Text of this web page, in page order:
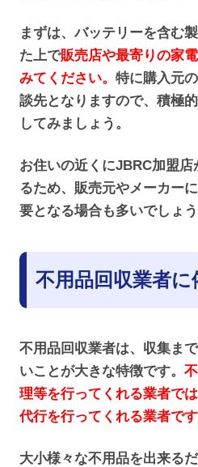
まずは、バッテリーを含む
た上で販売店や最寄りの家
みてください。 特に購入元
談先となりますので、積極
してみましょう。
お住いの近くにJBRC加盟
るため、販売元やメーカー
要となる場合も多いでしょう
不用品回収業者に
不用品回収業者は、収集ま
いことが大きな特徴です。
理等を行ってくれる業者で
代行を行ってくれる業者です
大小様々な不用品を出来る